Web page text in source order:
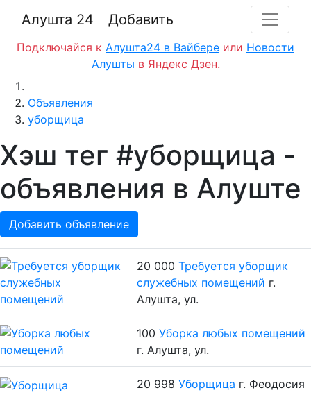
Алушта 24 Добавить
Подключайся к Алушта24 в Вайбере или Новости
Алушты в Яндекс Дзен.
Объявления
уборщица
Хэш тег #уборщица -
объявления в Алуште
Добавить объявление
20 000 Требуется уборщик
служебных помещений г.
Алушта, ул.
100 Уборка любых помещений
г. Алушта, ул.
20 998 Уборщица г. Феодосия